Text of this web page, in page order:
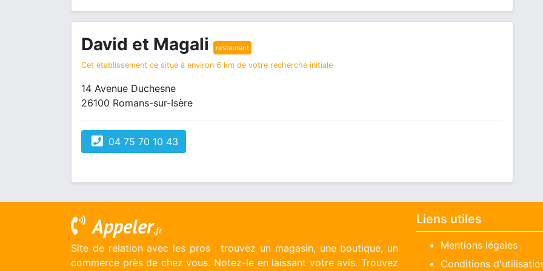
David et Magali restaurant
Cet établissement ce situe à environ 6 km de votre recherche initiale
14 Avenue Duchesne
26100 Romans-sur-Isère
04 75 70 10 43
Appeler.fr
Site de relation avec les pros : trouvez un magasin, une boutique, un
commerce près de chez vous. Notez-le en laissant votre avis. Trouvez
Liens utiles
Mentions légales
Conditions